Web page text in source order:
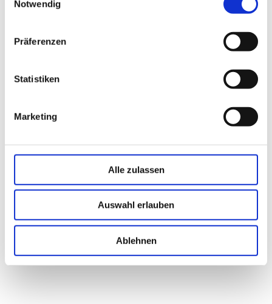
Notwendig
Präferenzen
Statistiken
Marketing
Alle zulassen
Auswahl erlauben
Ablehnen
Retail-Partner
Sie suchen nach einem richtigen WOW in Ihrem
wie die perfekt abgestimmten
Gewürzmischungen für zuhause auch in Ihrem
Regal für Umsatz sorgen. Hier finden Sie alle Infos
für Retail-Partner.-Shop.